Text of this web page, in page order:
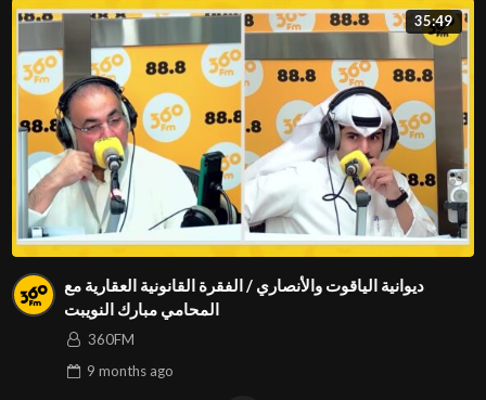
35:49
ديوانية الياقوت والأنصاري / الفقرة القانونية العقارية مع
المحامي مبارك النويبت
360FM
9 monthsago